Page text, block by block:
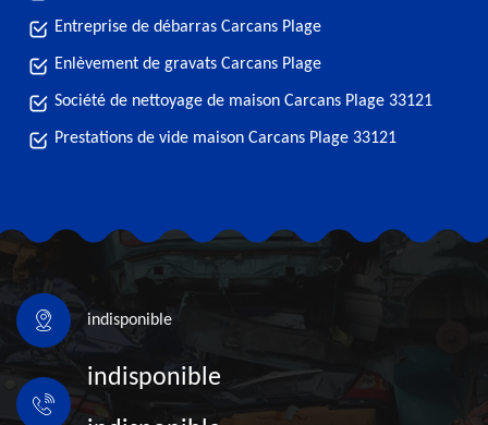
Entreprise de débarras Carcans Plage
Enlèvement de gravats Carcans Plage
Société de nettoyage de maison Carcans Plage 33121
Prestations de vide maison Carcans Plage 33121
indisponible
indisponible